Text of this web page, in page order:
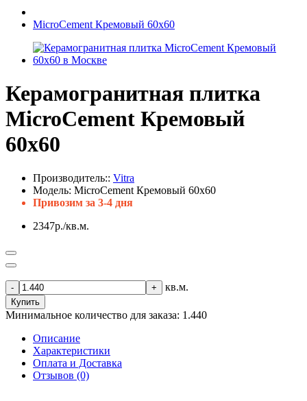
MicroCement Кремовый 60x60
Керамогранитная плитка
MicroCement Кремовый
60x60
Производитель:: Vitra
Модель: MicroCement Кремовый 60x60
Привозим за 3-4 дня
2347р./кв.м.
- + кв.м.
Купить
Минимальное количество для заказа: 1.440
Описание
Характеристики
Оплата и Доставка
Отзывов (0)